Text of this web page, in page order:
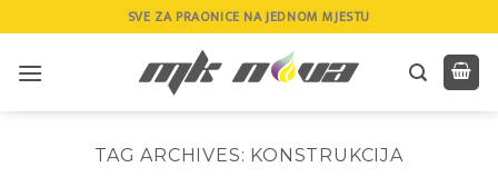
to
content
SVE ZA PRAONICE NA JEDNOM MJESTU
TAG ARCHIVES: KONSTRUKCIJA